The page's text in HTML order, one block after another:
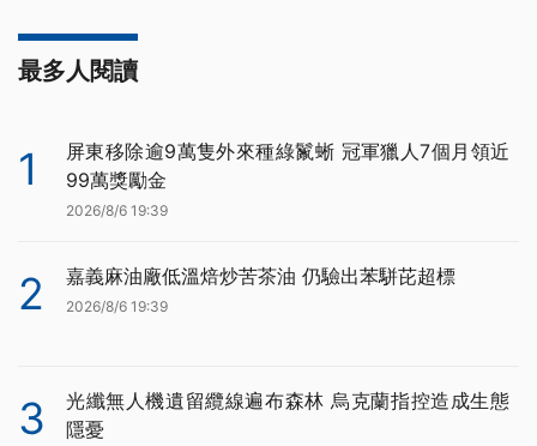
最多人閱讀
1
屏東移除逾9萬隻外來種綠鬣蜥 冠軍獵人7個月領近
99萬獎勵金
2026/8/6 19:39
2 嘉義麻油廠低溫焙炒苦茶油 仍驗出苯駢芘超標
2026/8/6 19:39
3
光纖無人機遺留纜線遍布森林 烏克蘭指控造成生態
隱憂